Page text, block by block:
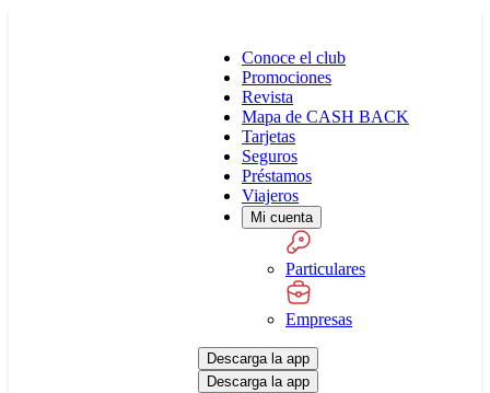
Conoce el club
Promociones
Revista
Mapa de CASH BACK
Tarjetas
Seguros
Préstamos
Viajeros
Mi cuenta
Particulares
Empresas
Descarga la app
Descarga la app